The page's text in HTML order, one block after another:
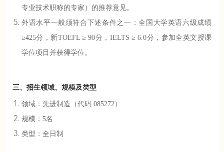
专业技术职称的专家）的推荐意见。
外语水平一般须符合下述条件之一：全国大学英语六级成绩
≥425分，新TOEFL ≥ 90分，IELTS ≥ 6.0分，参加全英文授课
学位项目并获得学位。
三、招生领域、规模及类型
领域：先进制造（代码 085272）
规模：5名
类型：全日制